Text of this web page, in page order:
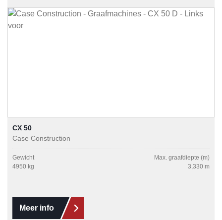
CX 50
Case Construction
Gewicht
4950 kg
Max. graafdiepte (m)
3,330 m
Meer info